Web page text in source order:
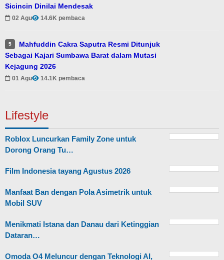
Sicincin Dinilai Mendesak
02 Agu 14.6K pembaca
5
Mahfuddin Cakra Saputra Resmi Ditunjuk
Sebagai Kajari Sumbawa Barat dalam Mutasi
Kejagung 2026
01 Agu 14.1K pembaca
Lifestyle
Roblox Luncurkan Family Zone untuk
Dorong Orang Tu…
Film Indonesia tayang Agustus 2026
Manfaat Ban dengan Pola Asimetrik untuk
Mobil SUV
Menikmati Istana dan Danau dari Ketinggian
Dataran…
Omoda O4 Meluncur dengan Teknologi AI,